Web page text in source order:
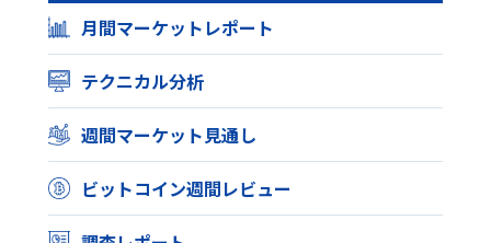
月間マーケットレポート
テクニカル分析
週間マーケット見通し
ビットコイン週間レビュー